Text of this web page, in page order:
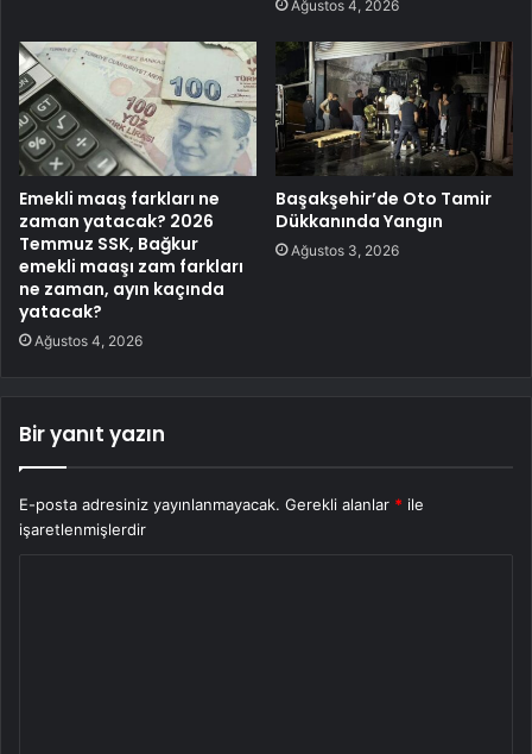
Ağustos 4, 2026
Emekli maaş farkları ne
zaman yatacak? 2026
Temmuz SSK, Bağkur
emekli maaşı zam farkları
ne zaman, ayın kaçında
yatacak?
Ağustos 4, 2026
Başakşehir’de Oto Tamir
Dükkanında Yangın
Ağustos 3, 2026
Bir yanıt yazın
E-posta adresiniz yayınlanmayacak. Gerekli alanlar * ile
işaretlenmişlerdir